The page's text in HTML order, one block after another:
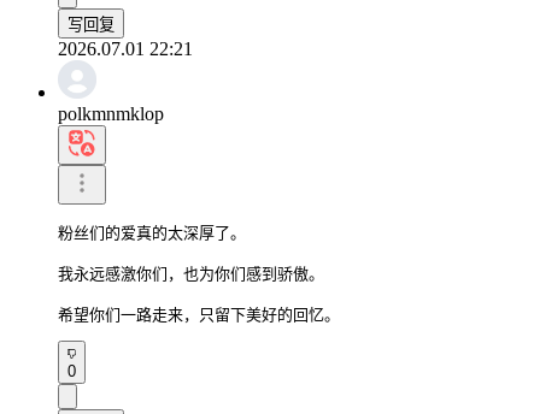
写回复
2026.07.01 22:21
polkmnmklop
粉丝们的爱真的太深厚了。
我永远感激你们，也为你们感到骄傲。
希望你们一路走来，只留下美好的回忆。
0